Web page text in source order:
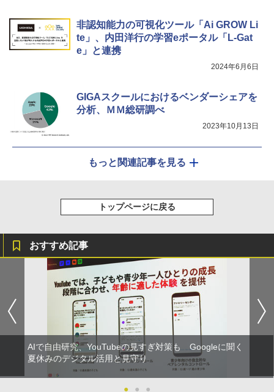
非認知能力の可視化ツール「Ai GROW Li
te」、内田洋行の学習eポータル「L-Gat
e」と連携
2024年6月6日
GIGAスクールにおけるベンダーシェアを
分析、ＭＭ総研調べ
2023年10月13日
もっと関連記事を見る
トップページに戻る
おすすめ記事
AIで自由研究、YouTubeの見すぎ対策も Googleに聞く
夏休みのデジタル活用と見守り
● ● ●